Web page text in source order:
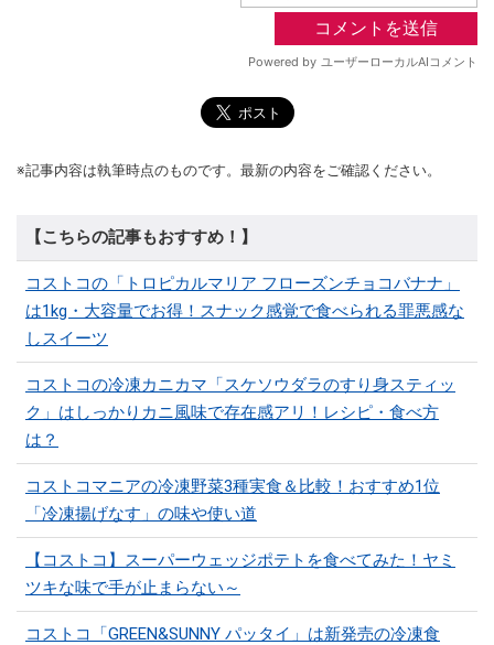
※記事内容は執筆時点のものです。最新の内容をご確認ください。
【こちらの記事もおすすめ！】
コストコの「トロピカルマリア フローズンチョコバナナ」
は1kg・大容量でお得！スナック感覚で食べられる罪悪感な
しスイーツ
コストコの冷凍カニカマ「スケソウダラのすり身スティッ
ク」はしっかりカニ風味で存在感アリ！レシピ・食べ方
は？
コストコマニアの冷凍野菜3種実食＆比較！おすすめ1位
「冷凍揚げなす」の味や使い道
【コストコ】スーパーウェッジポテトを食べてみた！ヤミ
ツキな味で手が止まらない～
コストコ「GREEN&SUNNY パッタイ」は新発売の冷凍食